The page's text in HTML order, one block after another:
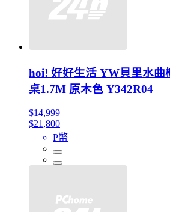
hoi! 好好生活 YW貝里水曲
桌1.7M 原木色 Y342R04
$14,999
$21,800
P幣